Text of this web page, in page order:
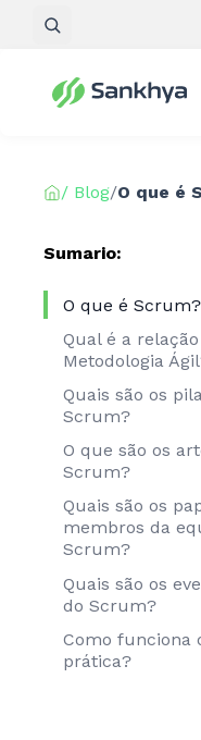
/ Blog/O que é
Sumario:
O que é Scrum?
Qual é a
Metodologia
Quais são os
Scrum?
O que são os
Scrum?
Quais são os
membros da
Scrum?
Quais são os
do Scrum?
Como funciona
prática?